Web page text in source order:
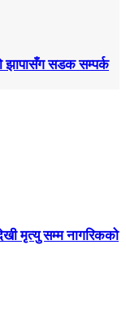
झापासँग सडक सम्पर्क
मृत्यु सम्म नागरिकको